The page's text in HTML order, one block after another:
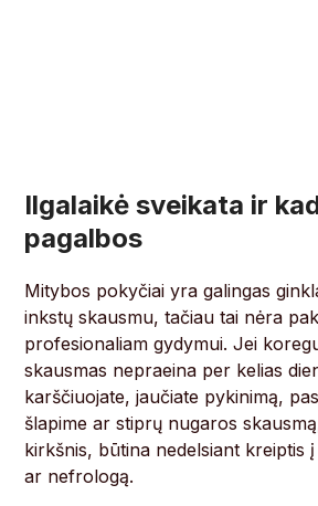
Ilgalaikė sveikata ir
pagalbos
Mitybos pokyčiai yra galingas
inkstų skausmu, tačiau tai nėra
profesionaliam gydymui. Jei
skausmas nepraeina per kelias
karščiuojate, jaučiate pykinimą,
šlapime ar stiprų nugaros
kirkšnis, būtina nedelsiant kreiptis
ar nefrologą.